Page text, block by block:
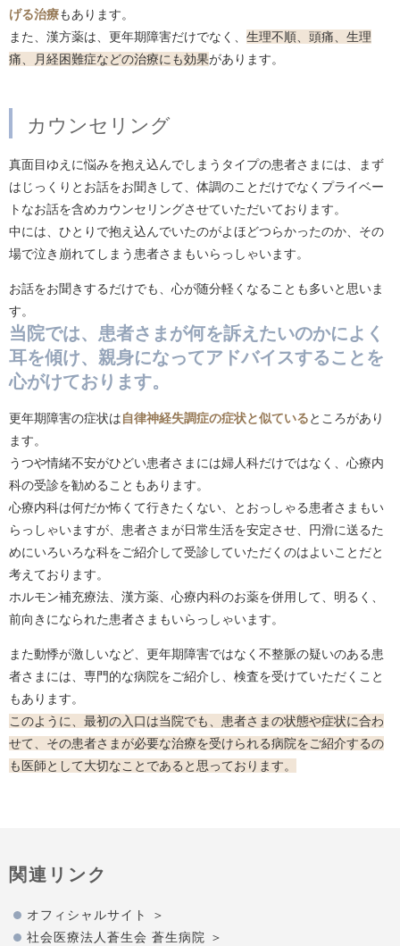
げる治療もあります。
また、漢方薬は、更年期障害だけでなく、 生理不順、頭痛、生理
痛、月経困難症などの治療にも効果があります。
カウンセリング
真面目ゆえに悩みを抱え込んでしまうタイプの患者さまには、まず
はじっくりとお話をお聞きして、体調のことだけでなくプライベー
トなお話を含めカウンセリングさせていただいております。
中には、ひとりで抱え込んでいたのがよほどつらかったのか、その
場で泣き崩れてしまう患者さまもいらっしゃいます。
お話をお聞きするだけでも、心が随分軽くなることも多いと思いま
す。
当院では、患者さまが何を訴えたいのかによく
耳を傾け、親身になってアドバイスすることを
心がけております。
更年期障害の症状は自律神経失調症の症状と似ているところがあり
ます。
うつや情緒不安がひどい患者さまには婦人科だけではなく、心療内
科の受診を勧めることもあります。
心療内科は何だか怖くて行きたくない、とおっしゃる患者さまもい
らっしゃいますが、患者さまが日常生活を安定させ、円滑に送るた
めにいろいろな科をご紹介して受診していただくのはよいことだと
考えております。
ホルモン補充療法、漢方薬、心療内科のお薬を併用して、明るく、
前向きになられた患者さまもいらっしゃいます。
また動悸が激しいなど、更年期障害ではなく不整脈の疑いのある患
者さまには、専門的な病院をご紹介し、検査を受けていただくこと
もあります。
このように、最初の入口は当院でも、患者さまの状態や症状に合わ
せて、その患者さまが必要な治療を受けられる病院をご紹介するの
も医師として大切なことであると思っております。
関連リンク
オフィシャルサイト
社会医療法人蒼生会 蒼生病院